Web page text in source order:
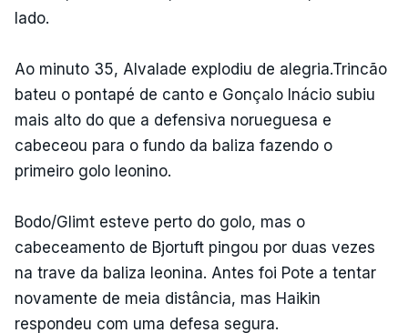
lado.
Ao minuto 35, Alvalade explodiu de alegria.Trincão
bateu o pontapé de canto e Gonçalo Inácio subiu
mais alto do que a defensiva norueguesa e
cabeceou para o fundo da baliza fazendo o
primeiro golo leonino.
Bodo/Glimt esteve perto do golo, mas o
cabeceamento de Bjortuft pingou por duas vezes
na trave da baliza leonina. Antes foi Pote a tentar
novamente de meia distância, mas Haikin
respondeu com uma defesa segura.